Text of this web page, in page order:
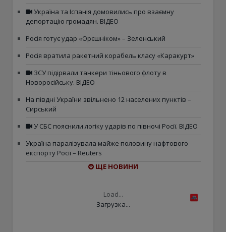
Україна та Іспанія домовились про взаємну
депортацію громадян. ВІДЕО
Росія готує удар «Орєшніком» – Зеленський
Росія вратила ракетний корабель класу «Каракурт»
ЗСУ підірвали танкери тіньового флоту в
Новоросійську. ВІДЕО
На півдні України звільнено 12 населених пунктів –
Сирський
У СБС пояснили логіку ударів по півночі Росії. ВІДЕО
Україна паралізувала майже половину нафтового
експорту Росії – Reuters
ЩЕ НОВИНИ
Load...
Загрузка...